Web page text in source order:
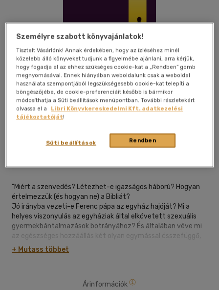
Kívánságlistához adom
326 oldal
"Miért a szenvedés? Létezhet-e igazságos háború? Hogyan
értelmezzük (és hogyan ne) a Bibliát?
Jó irányba vezeti-e Ferenc pápa az egyház hajóját? Mi a
helyes viszonyulás az egyháziak által elkövetett szexuális
gyermekbántalmazások botrányához? És általában véve mi
az egészséges hozzáállás két olyan egymással összefüggő,
bár ellentétes jelenséghez, mint az elvallástalanodás
(szekularizáció) és a "keményvonalas" vallásosság
Természetesen nincs ember, aki a fentiekre képes volna
+ Mutass többet
Árinformációk
Személyre szabott könyvajánlatok!
Tisztelt Vásárlónk! Annak érdekében, hogy az ízléséhez minél
közelebb álló könyveket tudjunk a figyelmébe ajánlani, arra kérjük,
hogy fogadja el az ehhez szükséges cookie-kat a „Rendben” gomb
megnyomásával. Ennek hiányában weboldalunk csak a weboldal
használata szempontjából legszükségesebb cookie-kat telepíti a
böngészőjébe, de cookie-preferenciáit később is bármikor
módosíthatja a Süti beállítások menüpontban. További részletekért
olvassa el a
Libri Könyvkereskedelmi Kft. adatkezelési
tájékoztatóját!
Rendben
Süti beállítások